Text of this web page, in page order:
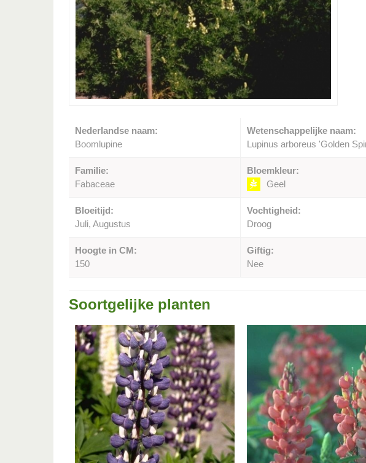
Nederlandse naam:
Boomlupine
Wetenschappelijke naam:
Lupinus arboreus 'Golden
Familie:
Fabaceae
Bloemkleur:
Geel
Bloeitijd:
Juli, Augustus
Vochtigheid:
Droog
Hoogte in CM:
150
Giftig:
Nee
Soortgelijke planten